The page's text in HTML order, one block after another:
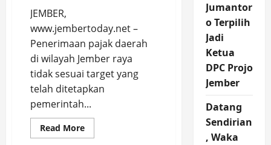
JEMBER,
www.jembertoday.net –
Penerimaan pajak daerah
di wilayah Jember raya
tidak sesuai target yang
telah ditetapkan
pemerintah...
Read MoreRead
more
Jumantor
o Terpilih
Jadi
Ketua
DPC Projo
Jember
Datang
Sendirian
, Waka